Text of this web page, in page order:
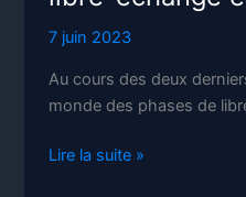
7 juin 2023
Au cours des deux
monde des phases de
libre-
Lire la suite »